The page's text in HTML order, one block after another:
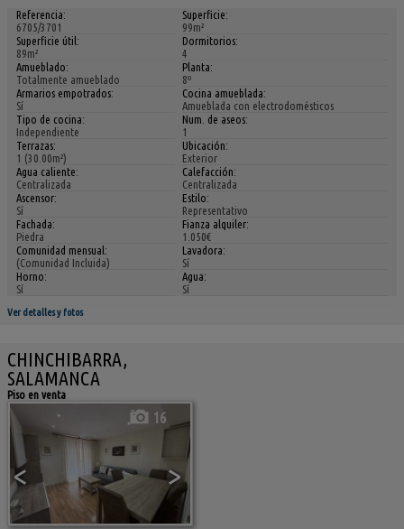
Referencia:
6705/3701
Superficie:
99m²
Superficie útil:
89m²
Dormitorios:
4
Amueblado:
Totalmente amueblado
Planta:
8º
Armarios empotrados:
Sí
Cocina amueblada:
Amueblada con electrodomésticos
Tipo de cocina:
Independiente
Num. de aseos:
1
Terrazas:
1 (30.00m²)
Ubicación:
Exterior
Agua caliente:
Centralizada
Calefacción:
Centralizada
Ascensor:
Sí
Estilo:
Representativo
Fachada:
Piedra
Fianza alquiler:
1.050€
Comunidad mensual:
(Comunidad Incluida)
Lavadora:
Sí
Horno:
Sí
Agua:
Sí
Ver detalles y fotos
CHINCHIBARRA,
SALAMANCA
Piso en venta
< >
16